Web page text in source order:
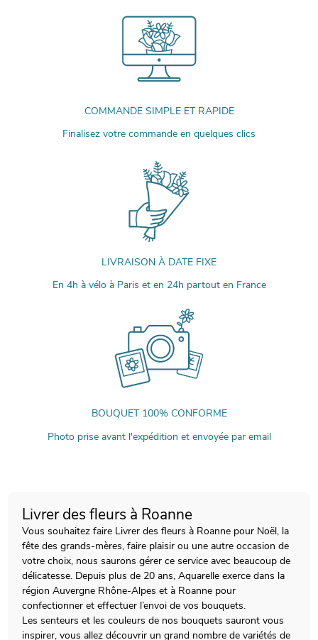
COMMANDE SIMPLE ET RAPIDE
Finalisez votre commande en quelques clics
LIVRAISON À DATE FIXE
En 4h à vélo à Paris et en 24h partout en France
BOUQUET 100% CONFORME
Photo prise avant l'expédition et envoyée par email
Livrer des fleurs à Roanne
Vous souhaitez faire Livrer des fleurs à Roanne pour Noël, la
fête des grands-mères, faire plaisir ou une autre occasion de
votre choix, nous saurons gérer ce service avec beaucoup de
délicatesse. Depuis plus de 20 ans, Aquarelle exerce dans la
région Auvergne Rhône-Alpes et à Roanne pour
confectionner et effectuer l’envoi de vos bouquets.
Les senteurs et les couleurs de nos bouquets sauront vous
inspirer, vous allez découvrir un grand nombre de variétés de